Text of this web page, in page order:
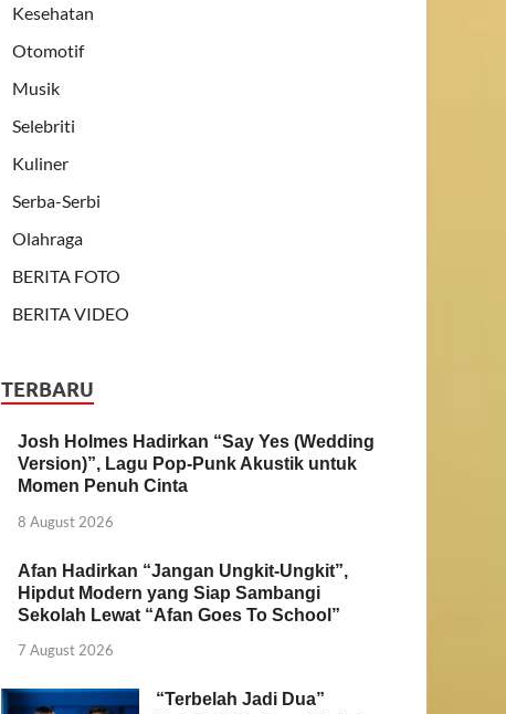
Kesehatan
Otomotif
Musik
Selebriti
Kuliner
Serba-Serbi
Olahraga
BERITA FOTO
BERITA VIDEO
TERBARU
Josh Holmes Hadirkan “Say Yes (Wedding
Version)”, Lagu Pop-Punk Akustik untuk
Momen Penuh Cinta
8 August 2026
Afan Hadirkan “Jangan Ungkit-Ungkit”,
Hipdut Modern yang Siap Sambangi
Sekolah Lewat “Afan Goes To School”
7 August 2026
“Terbelah Jadi Dua”